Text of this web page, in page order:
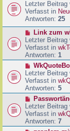
a
g
e
i
t
a
g
e
u
e
r
B
e
i
t
a
g
Letzter Beitrag
Verfasst in
Antworten: 25
N
e
u
e
r
B
e
i
t
a
g
Link zum
Letzter Beitrag
Verfasst in
Antworten: 1
N
e
u
e
r
B
e
i
t
Letzter Beitrag
Verfasst in
Antworten: 5
N
e
u
e
r
Letzter Beitrag
Verfasst in
Antworten: 7